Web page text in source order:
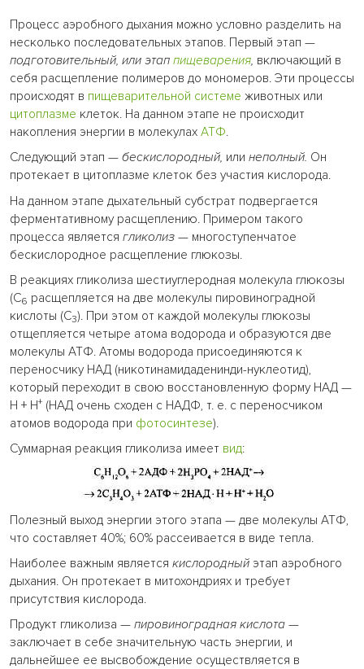
Процесс аэробного дыхания можно условно разделить на
несколько последовательных этапов. Первый этап —
подготовительный, или этап пищеварения, включающий в
себя расщепление полимеров до мономеров. Эти процессы
происходят в пищеварительной системе животных или
цитоплазме клеток. На данном этапе не происходит
накопления энергии в молекулах АТФ.
Следующий этап — бескислородный, или неполный. Он
протекает в цитоплазме клеток без участия кислорода.
На данном этапе дыхательный субстрат подвергается
ферментативному расщеплению. Примером такого
процесса является гликолиз — многоступенчатое
бескислородное расщепление глюкозы.
В реакциях гликолиза шестиуглеродная молекула глюкозы
(С6 расщепляется на две молекулы пировиноградной
кислоты (С3). При этом от каждой молекулы глюкозы
отщепляется четыре атома водорода и образуются две
молекулы АТФ. Атомы водорода присоединяются к
переносчику НАД (никотинамидаденинди-нуклеотид),
который переходит в свою восстановленную форму НАД —
Н + Н+ (НАД очень сходен с НАДФ, т. е. с переносчиком
атомов водорода при фотосинтезе).
Суммарная реакция гликолиза имеет вид:
Полезный выход энергии этого этапа — две молекулы АТФ,
что составляет 40%; 60% рассеивается в виде тепла.
Наиболее важным является кислородный этап аэробного
дыхания. Он протекает в митохондриях и требует
присутствия кислорода.
Продукт гликолиза — пировиноградная кислота —
заключает в себе значительную часть энергии, и
дальнейшее ее высвобождение осуществляется в